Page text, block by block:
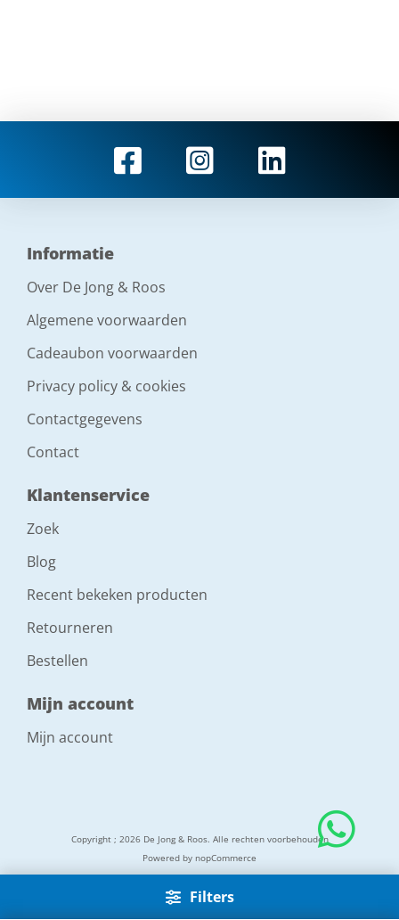
Filters
Informatie
Over De Jong & Roos
Algemene voorwaarden
Cadeaubon voorwaarden
Privacy policy & cookies
Contactgegevens
Contact
Klantenservice
Zoek
Blog
Recent bekeken producten
Retourneren
Bestellen
Mijn account
Mijn account
Copyright ; 2026 De Jong & Roos. Alle rechten voorbehouden
Powered by nopCommerce